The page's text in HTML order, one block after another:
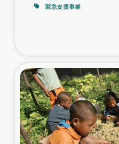
スリランカ南部
スリランカの南北女性をつな
ジェ
復興支
緊急支援事業